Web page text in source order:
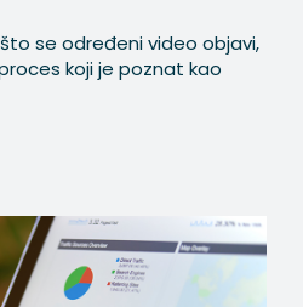
se određeni video objavi,
koji je poznat kao